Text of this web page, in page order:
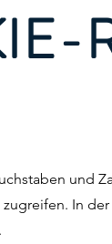
und
In